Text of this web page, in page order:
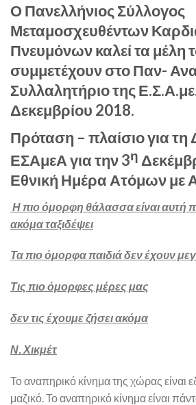
Ο Πανελλήνιος Σύλλογος
Μεταμοσχευθέντων
Πνευμόνων καλεί τα μέλη
συμμετέχουν στο Παν-
Συλλαλητήριο της
Δεκεμβρίου 2018.
Πρόταση – πλαίσιο για τη
ΕΣΑμεΑ για την 3η
Εθνική Ημέρα Ατόμων με
Η πιο όμορφη θάλασσαείναι αυτή
ακόμα ταξιδέψει
Τα πιο όμορφα παιδιά δεν έχουν
Τις πιο όμορφες μέρες μας
δεν τις έχουμε ζήσει ακόμα
Ν. Χικμέτ
Το αναπηρικό κίνημα της χώρας είναι
μαζικό. Το αναπηρικό κίνημα είναι